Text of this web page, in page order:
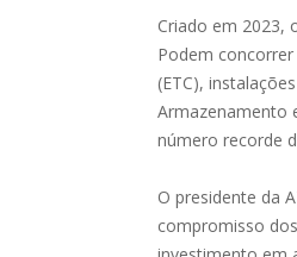
Criado em 2023,
Podem
(ETC),
Armazenamento
número recorde
O presidente da
compromisso